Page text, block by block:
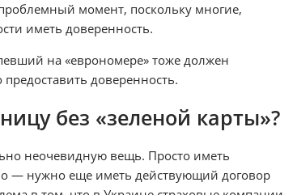
момент, поскольку многие,
иметь доверенность.
на «еврономере» тоже должен
доверенность.
без «зеленой карты»?
неочевидную вещь. Просто иметь
— нужно еще иметь действующий договор